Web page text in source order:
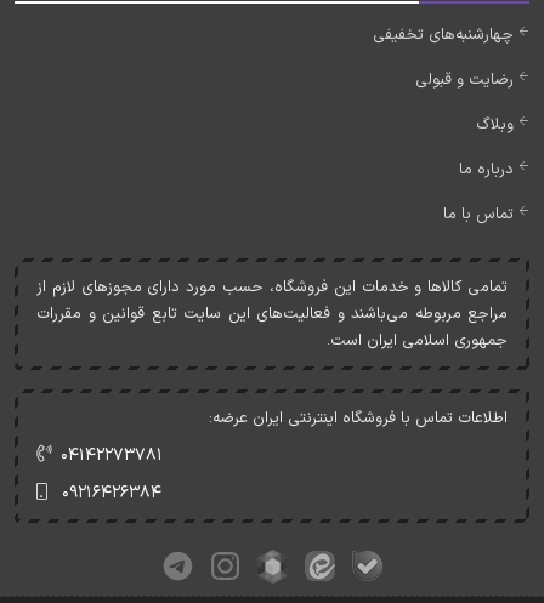
چهارشنبه‌های تخفیفی
رضایت و قبولی
وبلاگ
درباره ما
تماس با ما
تمامی کالاها و خدمات اين فروشگاه، حسب مورد دارای مجوزهای لازم از
مراجع مربوطه می‌باشند و فعاليت‌های اين سايت تابع قوانين و مقررات
جمهوری اسلامی ايران است.
اطلاعات تماس با فروشگاه اینترنتی ایران عرضه:
۰۴۱۴۲۲۷۳۷۸۱
۰۹۲۱۶۴۲۶۳۸۴